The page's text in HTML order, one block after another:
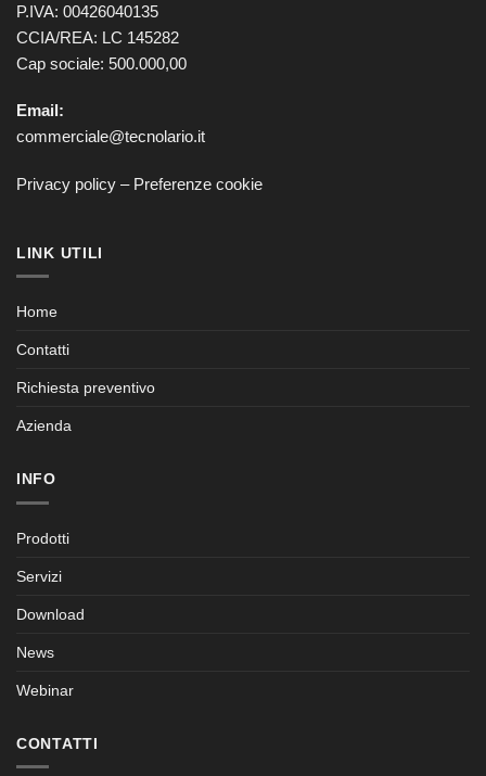
P.IVA: 00426040135
CCIA/REA: LC 145282
Cap sociale: 500.000,00
Email:
commerciale@tecnolario.it
Privacy policy – Preferenze cookie
LINK UTILI
Home
Contatti
Richiesta preventivo
Azienda
INFO
Prodotti
Servizi
Download
News
Webinar
CONTATTI